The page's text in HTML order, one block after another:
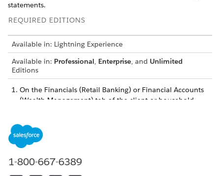
statements.
REQUIRED EDITIONS
Available in: Lightning Experience
Available in: Professional, Enterprise, and Unlimited
Editions
On the Financials (Retail Banking) or Financial Accounts
(Wealth Management) tab of the client or household
On the Related tab, locate the Billing Statements item.
If necessary, click
1-800-667-6389